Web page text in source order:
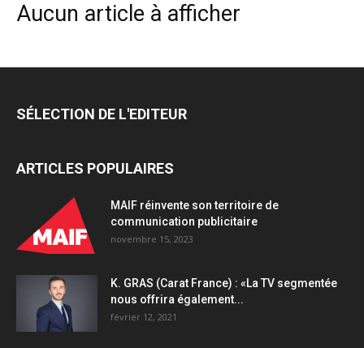
Aucun article à afficher
SÉLECTION DE L'EDITEUR
ARTICLES POPULAIRES
MAIF réinvente son territoire de
communication publicitaire
novembre 15, 2023
K. GRAS (Carat France) : «La TV segmentée
nous offrira également...
février 12, 2021